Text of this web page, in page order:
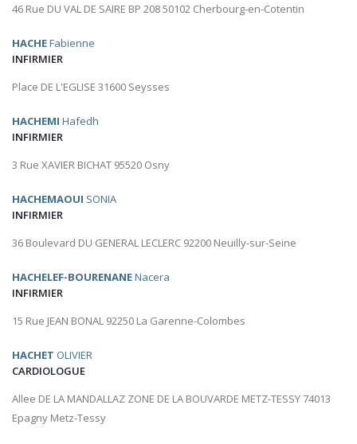
46 Rue DU VAL DE SAIRE BP 208 50102 Cherbourg-en-Cotentin
HACHEFabienne
INFIRMIER
Place DE L'EGLISE 31600 Seysses
HACHEMI Hafedh
INFIRMIER
3 Rue XAVIER BICHAT 95520 Osny
HACHEMAOUI SONIA
INFIRMIER
36 Boulevard DU GENERAL LECLERC 92200 Neuilly-sur-Seine
HACHELEF-BOURENANENacera
INFIRMIER
15 Rue JEAN BONAL 92250 La Garenne-Colombes
HACHET OLIVIER
CARDIOLOGUE
Allee DE LA MANDALLAZ ZONE DE LA BOUVARDE METZ-TESSY 74013
Epagny Metz-Tessy